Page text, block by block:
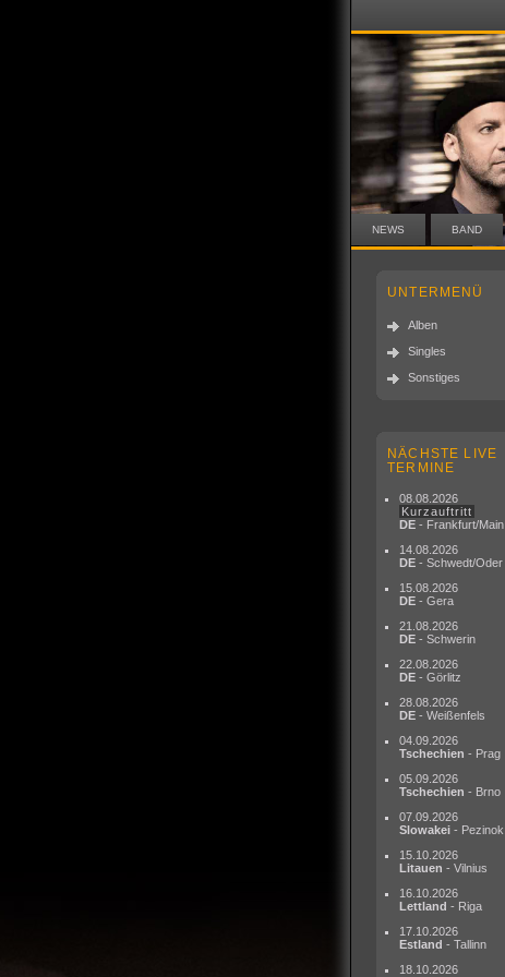
NEWS BAND
UNTERMENÜ
Alben
Singles
Sonstiges
NÄCHSTE LIVE
TERMINE
08.08.2026
Kurzauftritt
DE - Frankfurt/Main
14.08.2026
DE - Schwedt/Oder
15.08.2026
DE - Gera
21.08.2026
DE - Schwerin
22.08.2026
DE - Görlitz
28.08.2026
DE - Weißenfels
04.09.2026
Tschechien - Prag
05.09.2026
Tschechien - Brno
07.09.2026
Slowakei - Pezinok
15.10.2026
Litauen - Vilnius
16.10.2026
Lettland - Riga
17.10.2026
Estland - Tallinn
18.10.2026